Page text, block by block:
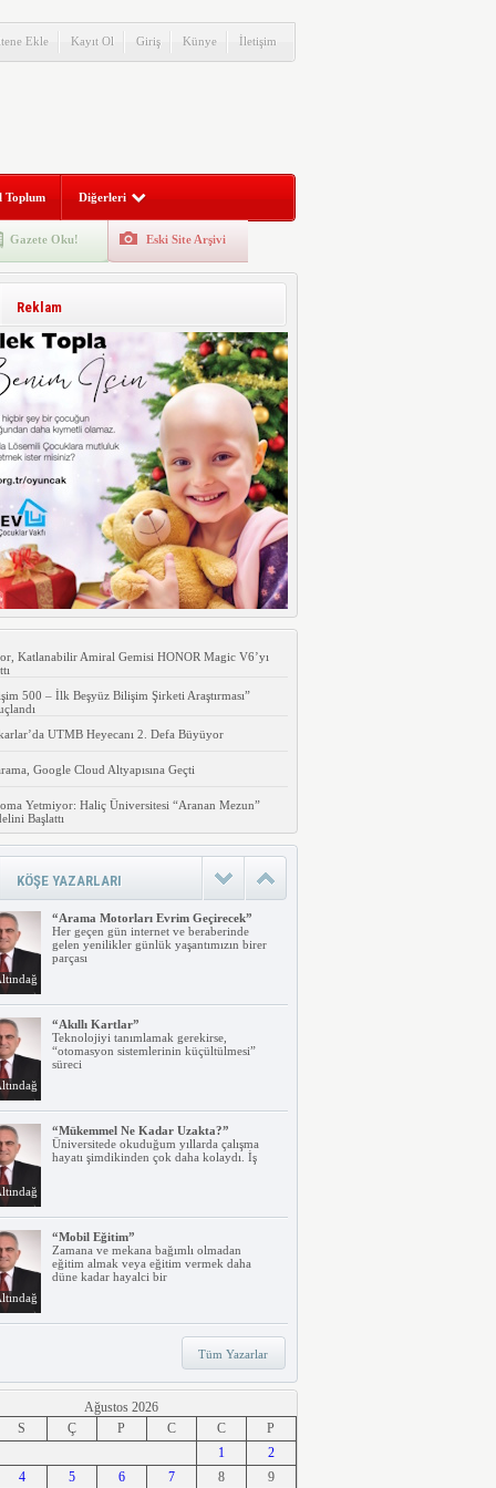
Ekle Kayıt Ol Giriş Künye İletişim
Toplum Diğerleri
Gazete Oku! Eski Site Arşivi
Reklam
Katlanabilir Amiral Gemisi HONOR Magic V6’yı
500 – İlk Beşyüz Bilişim Şirketi Araştırması”
UTMB Heyecanı 2. Defa Büyüyor
Google Cloud Altyapısına Geçti
Yetmiyor: Haliç Üniversitesi “Aranan Mezun”
Başlattı
KÖŞE YAZARLARI
“Arama Motorları Evrim Geçirecek”
Her geçen gün internet ve beraberinde
gelen yenilikler günlük yaşantımızın birer
parçası
“Akıllı Kartlar”
Teknolojiyi tanımlamak gerekirse,
“otomasyon sistemlerinin küçültülmesi”
süreci
“Mükemmel Ne Kadar Uzakta?”
Üniversitede okuduğum yıllarda çalışma
hayatı şimdikinden çok daha kolaydı. İş
“Mobil Eğitim”
Zamana ve mekana bağımlı olmadan
eğitim almak veya eğitim vermek daha
düne kadar hayalci bir
“Teknoloji, Hızlı Tren ve İrem…”
Belki dikkatinizi çekmiştir. Türkiye’nin ilk
hızlı treni Ankara – Eskişehir
“Ne Duruyorsunuz, Dijitalleşsenize!”
Arabanız kendi kendine park ederken, siz
apartmanınıza giriyor ve evinizin kapısını
Tüm Yazarlar
Ağustos 2026
S Ç P C C
P
1
2
4 5 6 7 8
9